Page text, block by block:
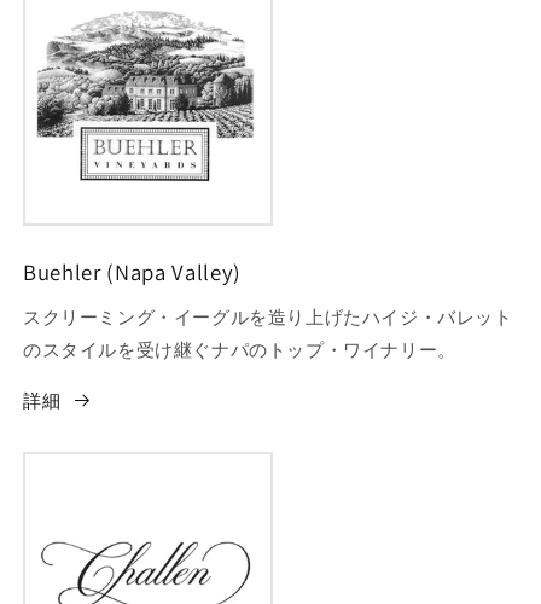
Buehler (Napa Valley)
スクリーミング・イーグルを造り上げたハイジ・バレット
のスタイルを受け継ぐナパのトップ・ワイナリー。
詳細